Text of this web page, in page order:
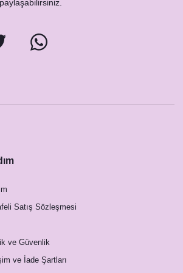
Satış Sözleşmesi
ve Güvenlik
ve İade Şartları